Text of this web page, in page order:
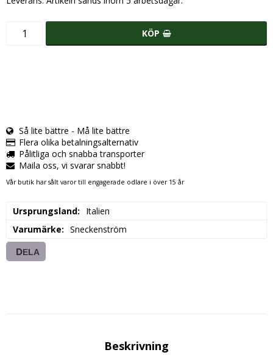
KÖP
Så lite bättre - Må lite bättre
Flera olika betalningsalternativ
Pålitliga och snabba transporter
Maila oss, vi svarar snabbt!
Vår butik har sålt varor till engagerade odlare i över 15 år
Ursprungsland
Italien
Varumärke
Sneckenström
DELA
Beskrivning